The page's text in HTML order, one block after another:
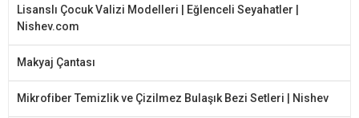
Lisanslı Çocuk Valizi Modelleri | Eğlenceli Seyahatler |
Nishev.com
Makyaj Çantası
Mikrofiber Temizlik ve Çizilmez Bulaşık Bezi Setleri | Nishev